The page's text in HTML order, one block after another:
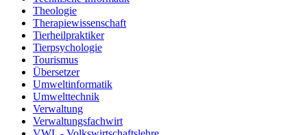
Theologie
Therapiewissenschaft
Tierheilpraktiker
Tierpsychologie
Tourismus
Übersetzer
Umweltinformatik
Umwelttechnik
Verwaltung
Verwaltungsfachwirt